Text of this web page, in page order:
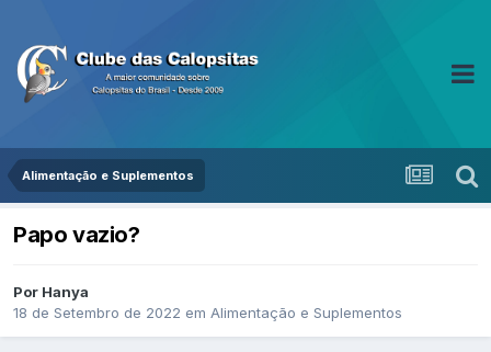
Alimentação e Suplementos
Papo vazio?
Por Hanya
18 de Setembro de 2022 em Alimentação e Suplementos